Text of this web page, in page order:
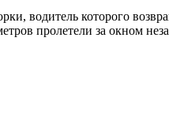
водитель которого
пролетели за окном